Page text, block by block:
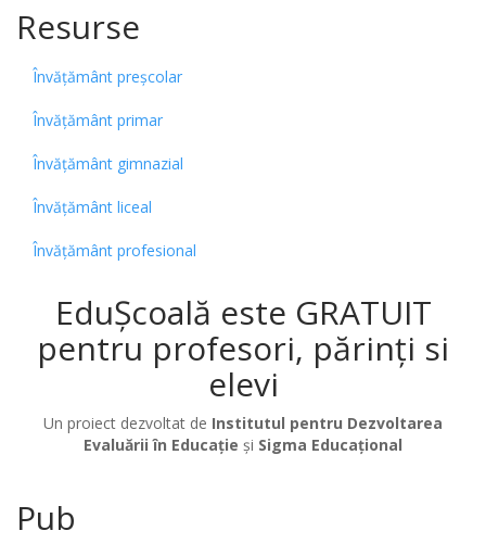
Resurse
Învățământ preșcolar
Învățământ primar
Învățământ gimnazial
Învățământ liceal
Învățământ profesional
EduȘcoală este GRATUIT
pentru profesori, părinți si
elevi
Un proiect dezvoltat de Institutul pentru Dezvoltarea
Evaluării în Educație și Sigma Educațional
Pub